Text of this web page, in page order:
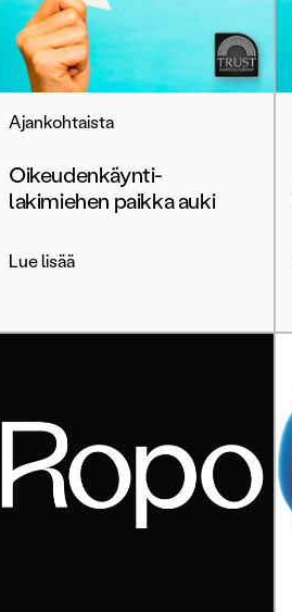
Ajankohtaista
Oikeudenkäynti-
lakimiehen paikka auki
Lue lisää